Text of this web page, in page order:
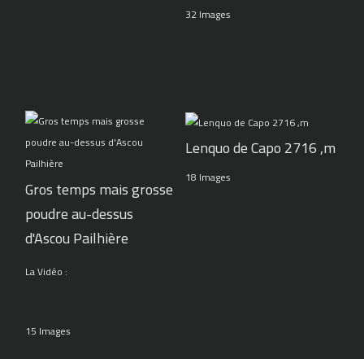
32 Images
Gros temps mais grosse
poudre au-dessus
d'Ascou Pailhière
La Vidéo :
15 Images
Lenquo de Capo 2716 ,m
18 Images